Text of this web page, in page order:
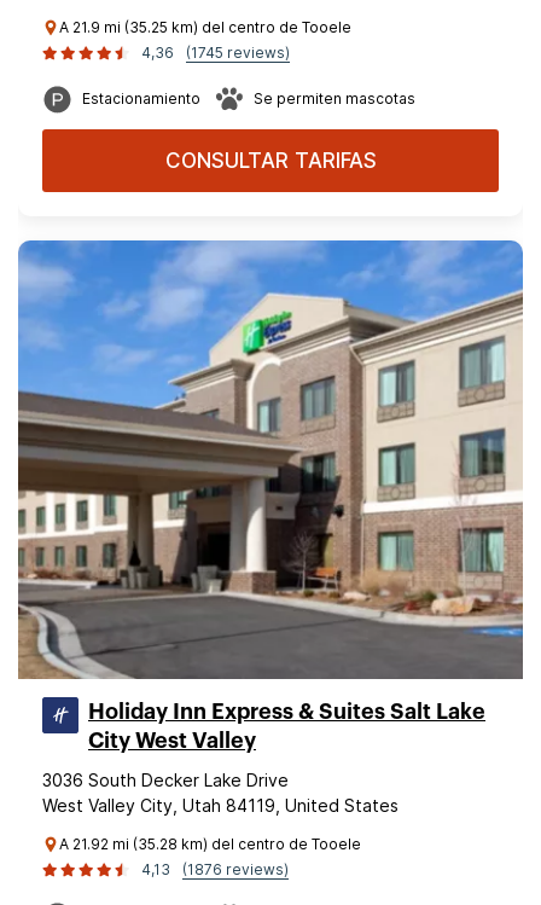
A 21.9 mi (35.25 km) del centro de Tooele
4,36
(1745 reviews)
Estacionamiento Se permiten mascotas
CONSULTAR TARIFAS
Holiday Inn Express & Suites Salt Lake
City West Valley
3036 South Decker Lake Drive
West Valley City, Utah 84119, United States
A 21.92 mi (35.28 km) del centro de Tooele
4,13
(1876 reviews)